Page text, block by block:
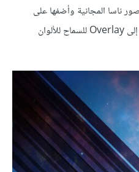
ناسا المجانية وأضفها على
فوتوشوب. غيّر خصائص المزج إلى Overlay للسماح للألوان